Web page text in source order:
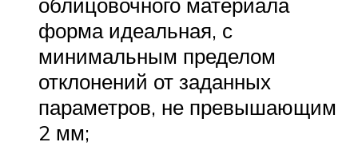
форма идеальная, с
минимальным пределом
отклонений от заданных
параметров, не превышающим
2 мм;